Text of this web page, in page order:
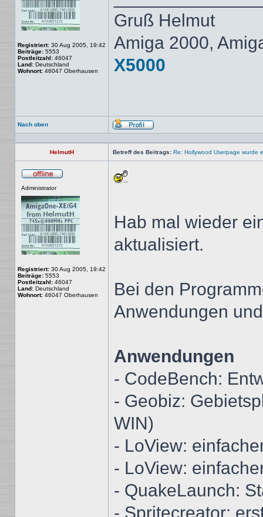
Registriert: 30 Aug 2005, 19:42
Beiträge: 5553
Postleitzahl: 46047
Land: Deutschland
Wohnort: 46047 Oberhausen
Gruß Helmut
Amiga 2000,
X5000
Nach oben
Profil
HelmutH Betreff des Beitrags: Re: Hollywood Userpage wurde
Administrator
Registriert: 30 Aug 2005, 19:42
Beiträge: 5553
Postleitzahl: 46047
Land: Deutschland
Wohnort: 46047 Oberhausen
Hab mal wieder
aktualisiert.
Bei den
Anwendungen
Anwendungen
- CodeBench:
- Geobiz:
WIN)
- LoView:
- LoView:
- QuakeLaunch:
- Spritecreator: